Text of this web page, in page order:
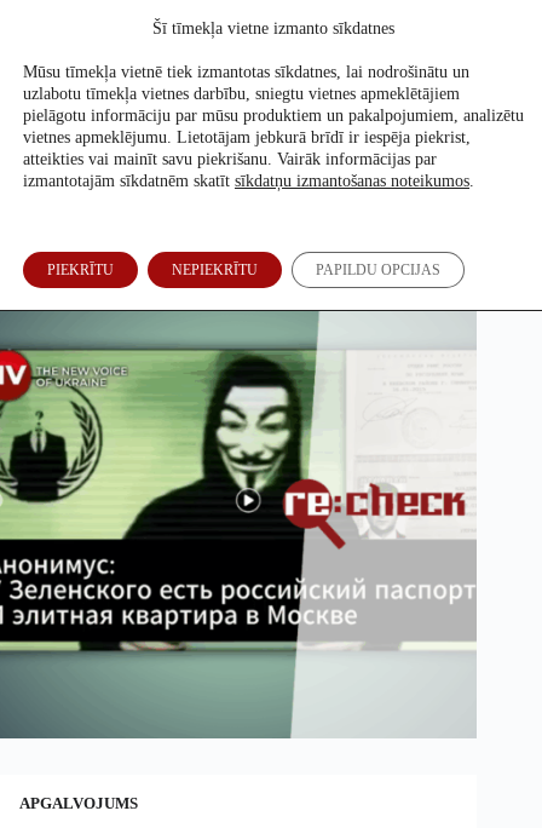
Atbalsti mūs
Ziņa par Zelenska “Krievijas pasi” ir safabricēta
APGALVOJUMS
Šī tīmekļa vietne izmanto sīkdatnes
Mūsu tīmekļa vietnē tiek izmantotas sīkdatnes, lai nodrošinātu un
uzlabotu tīmekļa vietnes darbību, sniegtu vietnes apmeklētājiem
pielāgotu informāciju par mūsu produktiem un pakalpojumiem, analizētu
vietnes apmeklējumu. Lietotājam jebkurā brīdī ir iespēja piekrist,
atteikties vai mainīt savu piekrišanu. Vairāk informācijas par
izmantotajām sīkdatnēm skatīt sīkdatņu izmantošanas noteikumos.
PIEKRĪTU NEPIEKRĪTU PAPILDU OPCIJAS